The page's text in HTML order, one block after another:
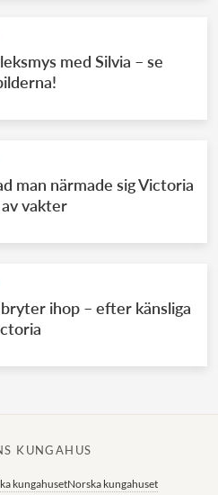
med Silvia – se
man närmade sig Victoria
vakter
ihop – efter känsliga
KUNGAHUS
kungahusetNorska kungahuset